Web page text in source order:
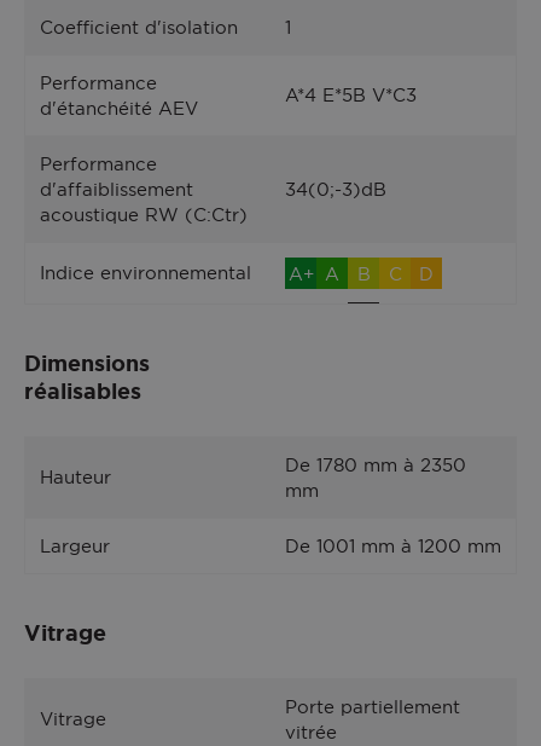
Coefficient d'isolation 1
Performance
d'étanchéité AEV
A*4 E*5B V*C3
Performance
d'affaiblissement
acoustique RW (C:Ctr)
34(0;-3)dB
Indice environnemental A+ A B C D
Dimensions
réalisables
Hauteur
De 1780 mm à 2350
mm
Largeur De 1001 mm à 1200 mm
Vitrage
Vitrage
Porte partiellement
vitrée